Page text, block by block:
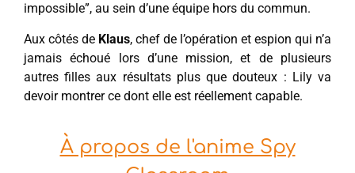
impossible”, au sein d’une équipe hors du commun.
Aux côtés de Klaus, chef de l’opération et espion qui n’a
jamais échoué lors d’une mission, et de plusieurs
autres filles aux résultats plus que douteux : Lily va
devoir montrer ce dont elle est réellement capable.
À propos de l'anime Spy